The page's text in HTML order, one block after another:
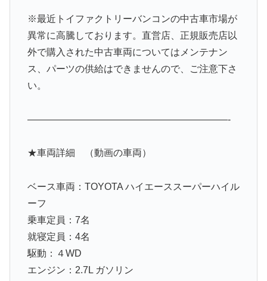
※最近トイファクトリーバンコンの中古車市場が
異常に高騰しております。直営店、正規販売店以
外で購入された中古車両についてはメンテナン
ス、パーツの供給はできませんので、ご注意下さ
い。
—————————————————————-
★車両詳細 （動画の車両）
ベース車両：TOYOTA ハイエーススーパーハイル
ーフ
乗車定員：7名
就寝定員：4名
駆動：４WD
エンジン：2.7L ガソリン